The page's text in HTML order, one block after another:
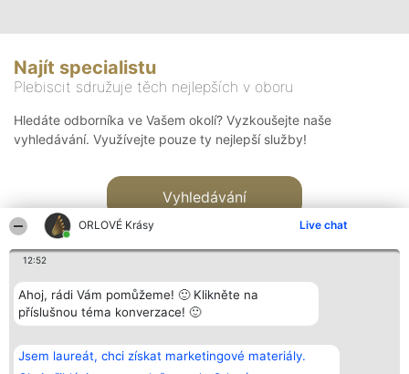
ORLOVÉ Krásy Live chat
12:52
Ahoj, rádi Vám pomůžeme! 🙂 Klikněte na
příslušnou téma konverzace! 🙂
Jsem laureát, chci získat marketingové materiály.
Najít specialistu
Plebiscit sdružuje těch nejlepších v oboru
Hledáte odborníka ve Vašem okolí? Vyzkoušejte naše
vyhledávání. Využívejte pouze ty nejlepší služby!
Vyhledávání
Bright Side Solutions sp. z o.
o. sp. k.
ul. Ruska 22
Vítězové
Seznam všech
laureátů
Kontakt